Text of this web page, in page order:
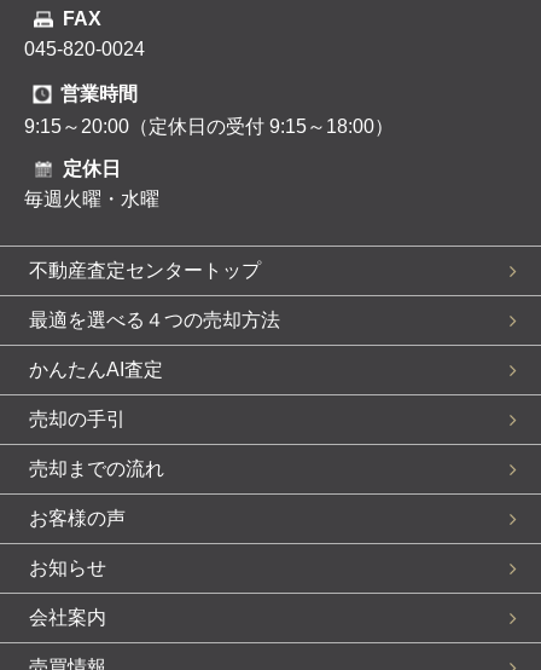
FAX
045-820-0024
営業時間
9:15～20:00（定休日の受付 9:15～18:00）
定休日
毎週火曜・水曜
不動産査定センタートップ
最適を選べる４つの売却方法
かんたんAI査定
売却の手引
売却までの流れ
お客様の声
お知らせ
会社案内